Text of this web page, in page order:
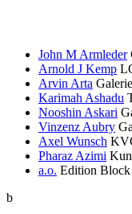
John M Armleder
Arnold J Kemp
Arvin Arta
Karimah Ashadu
Nooshin Askari
Vinzenz Aubry
Axel Wunsch
Pharaz Azimi
a.o. Edition Block
b